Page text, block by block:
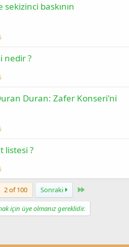
baskının
nedir ?
Duran: Zafer Konseri'ni
listesi ?
2 of 100 Sonraki Last
için üye olmanız gereklidir.